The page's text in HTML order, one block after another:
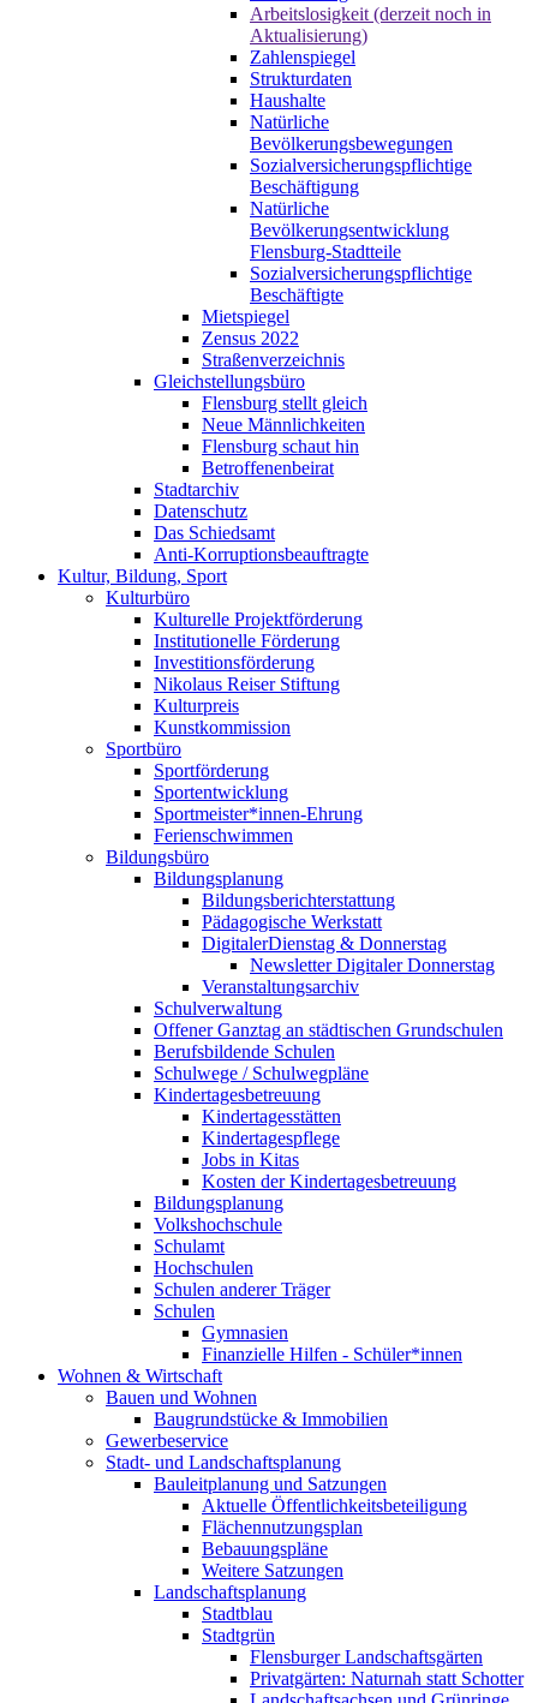
Arbeitslosigkeit (derzeit noch in
Aktualisierung)
Zahlenspiegel
Strukturdaten
Haushalte
Natürliche
Bevölkerungsbewegungen
Sozialversicherungspflichtige
Beschäftigung
Natürliche
Bevölkerungsentwicklung
Flensburg-Stadtteile
Sozialversicherungspflichtige
Beschäftigte
Mietspiegel
Zensus 2022
Straßenverzeichnis
Gleichstellungsbüro
Flensburg stellt gleich
Neue Männlichkeiten
Flensburg schaut hin
Betroffenenbeirat
Stadtarchiv
Datenschutz
Das Schiedsamt
Anti-Korruptionsbeauftragte
Kultur, Bildung, Sport
Kulturbüro
Kulturelle Projektförderung
Institutionelle Förderung
Investitionsförderung
Nikolaus Reiser Stiftung
Kulturpreis
Kunstkommission
Sportbüro
Sportförderung
Sportentwicklung
Sportmeister*innen-Ehrung
Ferienschwimmen
Bildungsbüro
Bildungsplanung
Bildungsberichterstattung
Pädagogische Werkstatt
DigitalerDienstag & Donnerstag
Newsletter Digitaler Donnerstag
Veranstaltungsarchiv
Schulverwaltung
Offener Ganztag an städtischen Grundschulen
Berufsbildende Schulen
Schulwege / Schulwegpläne
Kindertagesbetreuung
Kindertagesstätten
Kindertagespflege
Jobs in Kitas
Kosten der Kindertagesbetreuung
Bildungsplanung
Volkshochschule
Schulamt
Hochschulen
Schulen anderer Träger
Schulen
Gymnasien
Finanzielle Hilfen - Schüler*innen
Wohnen & Wirtschaft
Bauen und Wohnen
Baugrundstücke & Immobilien
Gewerbeservice
Stadt- und Landschaftsplanung
Bauleitplanung und Satzungen
Aktuelle Öffentlichkeitsbeteiligung
Flächennutzungsplan
Bebauungspläne
Weitere Satzungen
Landschaftsplanung
Stadtblau
Stadtgrün
Flensburger Landschaftsgärten
Privatgärten: Naturnah statt Schotter